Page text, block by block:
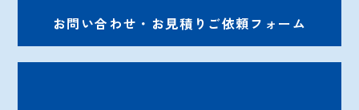
お問い合わせ・お見積りご依頼フォーム